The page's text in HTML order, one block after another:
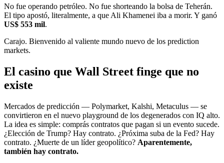
No fue operando petróleo. No fue shorteando la bolsa de Teherán.
El tipo apostó, literalmente, a que Ali Khamenei iba a morir. Y ganó
US$ 553 mil.
Carajo. Bienvenido al valiente mundo nuevo de los prediction
markets.
El casino que Wall Street finge que no
existe
Mercados de predicción — Polymarket, Kalshi, Metaculus — se
convirtieron en el nuevo playground de los degenerados con IQ alto.
La idea es simple: comprás contratos que pagan si un evento sucede.
¿Elección de Trump? Hay contrato. ¿Próxima suba de la Fed? Hay
contrato. ¿Muerte de un líder geopolítico? Aparentemente,
también hay contrato.